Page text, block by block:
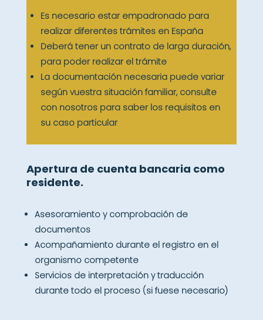
Es necesario estar empadronado para
realizar diferentes trámites en España
Deberá tener un contrato de larga duración,
para poder realizar el trámite
La documentación necesaria puede variar
según vuestra situación familiar, consulte
con nosotros para saber los requisitos en
su caso particular
Apertura de cuenta bancaria como
residente.
Asesoramiento y comprobación de
documentos
Acompañamiento durante el registro en el
organismo competente
Servicios de interpretación y traducción
durante todo el proceso (si fuese necesario)